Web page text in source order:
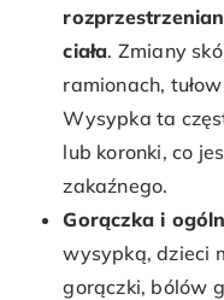
ciała. Zmiany
ramionach,
Wysypka ta
lub koronki, co
zakaźnego.
Gorączka i
wysypką, dzieci
gorączki, bólów